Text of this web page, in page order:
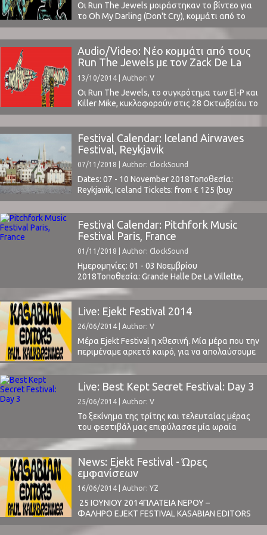
Οι Run The Jewels μοιράστηκαν το βίντεο για
το Oh My Darling (Don't Cry), κομμάτι από το
άλμπουμ τους Run The Jewels 2.Στο βίντεο
βλέπουμε τον Killer Mike και τον El P να
ραπάρουν σε ένα δωμάτιο με γυμνές γυναίκες
(ζηλεύω τον σκηνοθέτη, Timothy Saccenti)! ⁪
Audio/Video: Νέο κομμάτι από τους
Run The Jewels με τον Zack De La
Rocha
13/10/2014 | Author: V
Οι Run The Jewels, το συγκρότημα των El-P και
Killer Mike, κυκλοφορούν στις 28 Οκτωβρίου το
δεύτερο άλμπουμ τους RTJ2. Λόγω της ημέρας,
ακούγεται ότι την παρουσίαση του δίσκου θα
την κάνει ο Παπούλιας κατά τη διάρκεια της
παρέλασης, φωνάζοντας τρεις φορές δυνατά
το όνομα γνωστής αλυσίδας δισκοπωλείων,
βάζοντας πάντα ...
Festival Calendar: Iceland Airwaves
Festival, Reykjavik
07/11/2018 | Author: ClockSound
Dates: 07 - 10 November 2018Τοποθεσία:
Reykjavik, Iceland Tickets: from € 125 (buy
here)www.icelandairwaves.isLine Up ⁪
Festival Calendar: Pitchfork Music
Festival Paris, France
01/11/2018 | Author: ClockSound
Ημερομηνίες: 01 - 03 Νοεμβρίου
2018Τοποθεσία: Grande Halle De La Villette,
Paris, FranceΤιμή Εισιτηρίου: € 120 ( link )Event
on Facebookpitchforkmusicfestival.frΤο Line Up
περιλαμβάνει:Jeudi 1er novembre - 17h/1h Mac
DeMarco - Etienne Daho - The Voidz - John Maus
- Rolling Blackouts Coastal Fever - G FlipVendredi
2 novembre - 17h/2h Fever ...
Live: Ejekt Festival 2014
26/06/2014 | Author: V
Μέρα Ejekt Festival η χθεσινή. Μία μέρα που την
περιμέναμε αρκετό καιρό, για να απολαύσουμε
κάποιες μεγάλες (από θέμα δημοτικότητας)
μπάντες του εναλλακτικού χώρου. Δυστυχώς
διάφορες υποχρεώσεις μας ανάγκασαν να
φτάσουμε στο χώρο κατά την έναρξη των
Editors, με αποτέλεσμα να χάσουμε τους White
Lies, Brightside και Inconsistencies. Τους
Brightside ...
Live: Best Kept Secret Festival: Day 3
25/06/2014 | Author: V
Το ξεκίνημα της τρίτης και τελευταίας μέρας
του φεστιβάλ μας επιφύλασσε μία ωραία
έκπληξη. Ένα μήνυμα από τον Josh Zucker, τον
κιθαρίστα των Fucked Up, για να συναντηθούμε
κάποια στιγμή το μεσημέρι μετά το live τους.
Δεν θα μπορούσε να υπάρξει καλύτερος οιωνός
για την μέρα που θα ακολουθούσε.Μπήκαμε
στο ...
News: Ejekt Festival - Ώρες
εμφανίσεων
16/06/2014 | Author: YZ
25 IOYNIOY 2014ΠΛΑΤΕΙΑ ΝΕΡΟΥ –
ΦΑΛΗΡΟ EJEKT FESTIVAL KASABIAN EDITORS
WHITE LIES PAUL KALKBRENNER DARKSIDE Το